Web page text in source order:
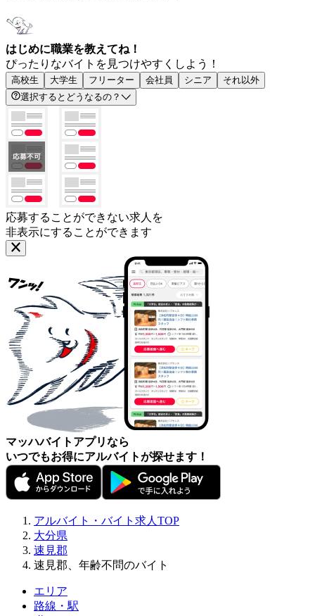
はじめに職業を教えてね！
ぴったりなバイトを見つけやすくしよう！
高校生 大学生 フリーター 会社員 シニア
それ以外
選択するとどうなるの？
応募することができない求人を
非表示にすることができます
マッハバイトアプリなら
いつでもお得にアルバイトが探せます！
アルバイト・バイト求人TOP
大分県
速見郡
速見郡、年齢不問のバイト
エリア
路線・駅